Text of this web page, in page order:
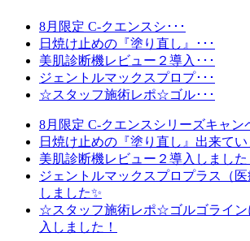
8月限定 C-クエンスシ･･･
日焼け止めの『塗り直し』･･･
美肌診断機レビュー２導入･･･
ジェントルマックスプロプ･･･
☆スタッフ施術レポ☆ゴル･･･
8月限定 C-クエンスシリーズキャン
日焼け止めの『塗り直し』出来てい
美肌診断機レビュー２導入しました
ジェントルマックスプロプラス（
しました✨
☆スタッフ施術レポ☆ゴルゴライン
入しました！